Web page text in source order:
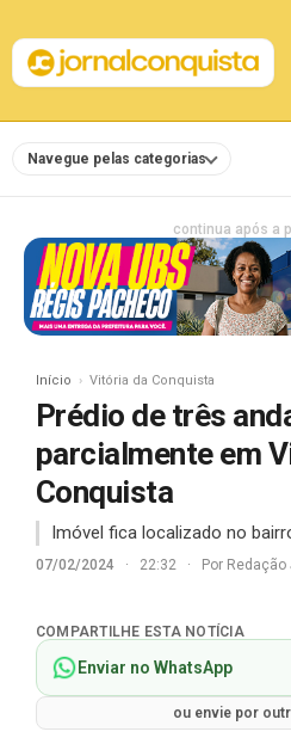
Navegue pelas categorias
continua após a
Início Vitória da Conquista
Prédio de três
parcialmente em
Conquista
Imóvel fica localizado no
07/02/2024 · 22:32 · Por Redação
COMPARTILHE ESTA NOTÍCIA
Enviar no WhatsApp
ou envie por